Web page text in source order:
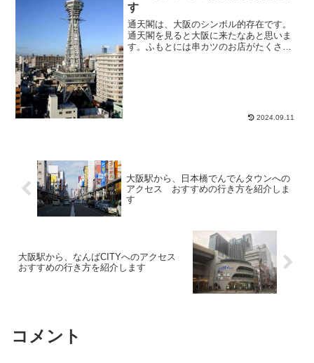
す
通天閣は、大阪のシンボル的存在です。
通天閣を見ると大阪に来たなあと思いま
す。ふもとには串カツのお店がたくさん
2024.09.11
大阪駅から、日本橋でんでんタウンへの
アクセス おすすめの行き方を紹介しま
す
大阪駅から、なんばCITYへのアクセス
おすすめの行き方を紹介します
コメント